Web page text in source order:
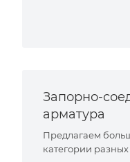
Запорно-
арматура
Предлагаем
категории